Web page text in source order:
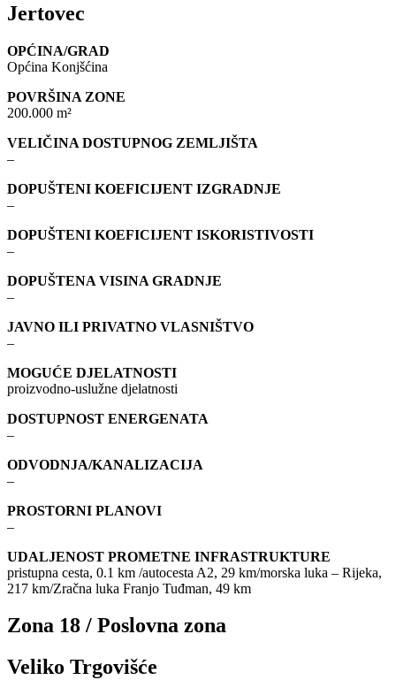
Jertovec
OPĆINA/GRAD
Općina Konjšćina
POVRŠINA ZONE
200.000 m²
VELIČINA DOSTUPNOG ZEMLJIŠTA
–
DOPUŠTENI KOEFICIJENT IZGRADNJE
–
DOPUŠTENI KOEFICIJENT ISKORISTIVOSTI
–
DOPUŠTENA VISINA GRADNJE
–
JAVNO ILI PRIVATNO VLASNIŠTVO
–
MOGUĆE DJELATNOSTI
proizvodno-uslužne djelatnosti
DOSTUPNOST ENERGENATA
–
ODVODNJA/KANALIZACIJA
–
PROSTORNI PLANOVI
–
UDALJENOST PROMETNE INFRASTRUKTURE
pristupna cesta, 0.1 km /autocesta A2, 29 km/morska luka – Rijeka,
217 km/Zračna luka Franjo Tuđman, 49 km
Zona 18 / Poslovna zona
Veliko Trgovišće